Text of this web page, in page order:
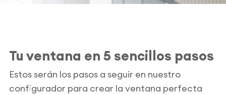
Tu ventana en 5 sencillos pasos
Estos serán los pasos a seguir en nuestro
configurador para crear la ventana perfecta